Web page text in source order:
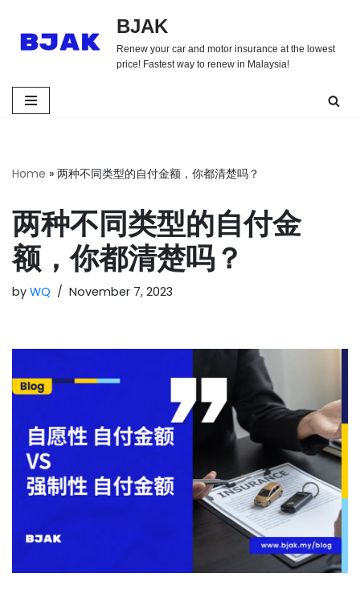
Skip
BJAK
Renew your car and motor insurance at the lowest
price! Fastest way to renew in Malaysia!
Home » 两种不同类型的自付金额，你都清楚吗？
两种不同类型的自付金
额，你都清楚吗？
by WQ November 7, 2023